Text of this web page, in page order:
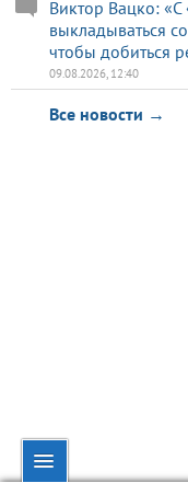
Виктор Вацко:
выкладываться
чтобы добиться
09.08.2026, 12:40
Все новости →